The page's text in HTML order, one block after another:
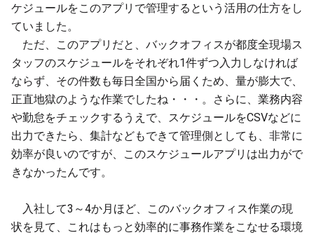
ケジュールをこのアプリで管理するという活用の仕方をし
ていました。
ただ、このアプリだと、バックオフィスが都度全現場ス
タッフのスケジュールをそれぞれ1件ずつ入力しなければ
ならず、その件数も毎日全国から届くため、量が膨大で、
正直地獄のような作業でしたね・・・。さらに、業務内容
や勤怠をチェックするうえで、スケジュールをCSVなどに
出力できたら、集計などもできて管理側としても、非常に
効率が良いのですが、このスケジュールアプリは出力がで
きなかったんです。
入社して3～4か月ほど、このバックオフィス作業の現
状を見て、これはもっと効率的に事務作業をこなせる環境